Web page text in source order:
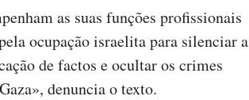
as suas funções profissionais
ocupação israelita para silenciar a
de factos e ocultar os crimes
denuncia o texto.